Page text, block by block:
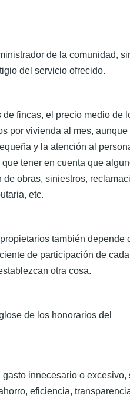
de la comunidad,
del servicio ofrecido.
fincas, el precio medio de
por vivienda al mes, aunque
y la atención al
tener en cuenta que
obras, siniestros,
etc.
también depende
de participación de cada
otra cosa.
de los honorarios del
innecesario o excesivo,
eficiencia,